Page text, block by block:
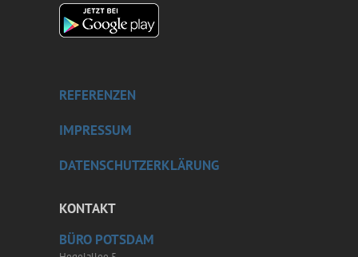
REFERENZEN
IMPRESSUM
DATENSCHUTZERKLÄRUNG
KONTAKT
BÜRO POTSDAM